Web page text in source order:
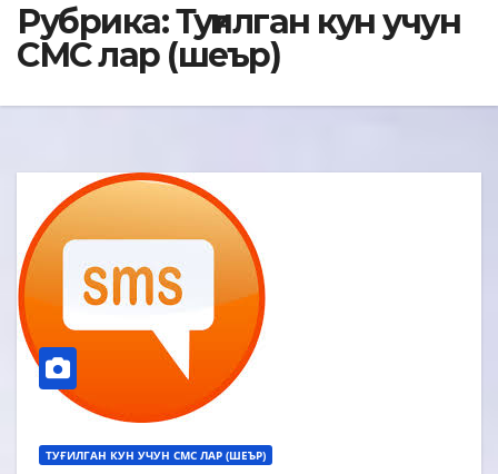
Рубрика:Туғилган кун учун
СМС лар (шеър)
ТУҒИЛГАН КУН УЧУН СМС ЛАР (ШЕЪР)